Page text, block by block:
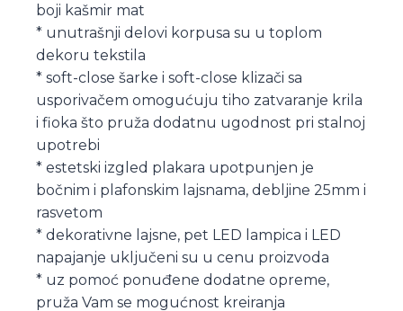
boji kašmir mat
* unutrašnji delovi korpusa su u toplom
dekoru tekstila
* soft-close šarke i soft-close klizači sa
usporivačem omogućuju tiho zatvaranje krila
i fioka što pruža dodatnu ugodnost pri stalnoj
upotrebi
* estetski izgled plakara upotpunjen je
bočnim i plafonskim lajsnama, debljine 25mm i
rasvetom
* dekorativne lajsne, pet LED lampica i LED
napajanje uključeni su u cenu proizvoda
* uz pomoć ponuđene dodatne opreme,
pruža Vam se mogućnost kreiranja